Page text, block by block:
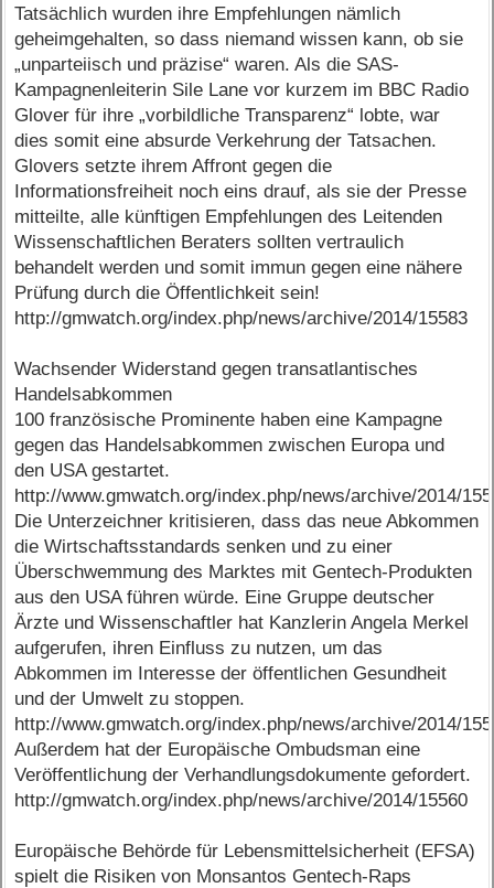
Tatsächlich wurden ihre Empfehlungen nämlich
geheimgehalten, so dass niemand wissen kann, ob sie
„unparteiisch und präzise“ waren. Als die SAS-
Kampagnenleiterin Sile Lane vor kurzem im BBC Radio
Glover für ihre „vorbildliche Transparenz“ lobte, war
dies somit eine absurde Verkehrung der Tatsachen.
Glovers setzte ihrem Affront gegen die
Informationsfreiheit noch eins drauf, als sie der Presse
mitteilte, alle künftigen Empfehlungen des Leitenden
Wissenschaftlichen Beraters sollten vertraulich
behandelt werden und somit immun gegen eine nähere
Prüfung durch die Öffentlichkeit sein!
http://gmwatch.org/index.php/news/archive/2014/15583
Wachsender Widerstand gegen transatlantisches
Handelsabkommen
100 französische Prominente haben eine Kampagne
gegen das Handelsabkommen zwischen Europa und
den USA gestartet.
http://www.gmwatch.org/index.php/news/archive/2014/
Die Unterzeichner kritisieren, dass das neue Abkommen
die Wirtschaftsstandards senken und zu einer
Überschwemmung des Marktes mit Gentech-Produkten
aus den USA führen würde. Eine Gruppe deutscher
Ärzte und Wissenschaftler hat Kanzlerin Angela Merkel
aufgerufen, ihren Einfluss zu nutzen, um das
Abkommen im Interesse der öffentlichen Gesundheit
und der Umwelt zu stoppen.
http://www.gmwatch.org/index.php/news/archive/2014/
Außerdem hat der Europäische Ombudsman eine
Veröffentlichung der Verhandlungsdokumente gefordert.
http://gmwatch.org/index.php/news/archive/2014/15560
Europäische Behörde für Lebensmittelsicherheit (EFSA)
spielt die Risiken von Monsantos Gentech-Raps